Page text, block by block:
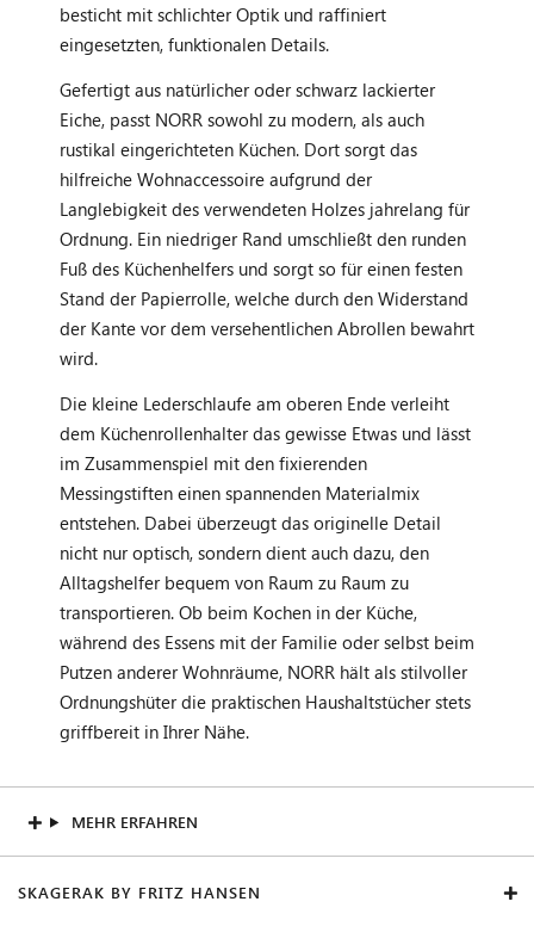
besticht mit schlichter Optik und raffiniert
eingesetzten, funktionalen Details.
Gefertigt aus natürlicher oder schwarz lackierter
Eiche, passt NORR sowohl zu modern, als auch
rustikal eingerichteten Küchen. Dort sorgt das
hilfreiche Wohnaccessoire aufgrund der
Langlebigkeit des verwendeten Holzes jahrelang für
Ordnung. Ein niedriger Rand umschließt den runden
Fuß des Küchenhelfers und sorgt so für einen festen
Stand der Papierrolle, welche durch den Widerstand
der Kante vor dem versehentlichen Abrollen bewahrt
wird.
Die kleine Lederschlaufe am oberen Ende verleiht
dem Küchenrollenhalter das gewisse Etwas und lässt
im Zusammenspiel mit den fixierenden
Messingstiften einen spannenden Materialmix
entstehen. Dabei überzeugt das originelle Detail
nicht nur optisch, sondern dient auch dazu, den
Alltagshelfer bequem von Raum zu Raum zu
transportieren. Ob beim Kochen in der Küche,
während des Essens mit der Familie oder selbst beim
Putzen anderer Wohnräume, NORR hält als stilvoller
Ordnungshüter die praktischen Haushaltstücher stets
griffbereit in Ihrer Nähe.
MEHR ERFAHREN
SKAGERAK BY FRITZ HANSEN